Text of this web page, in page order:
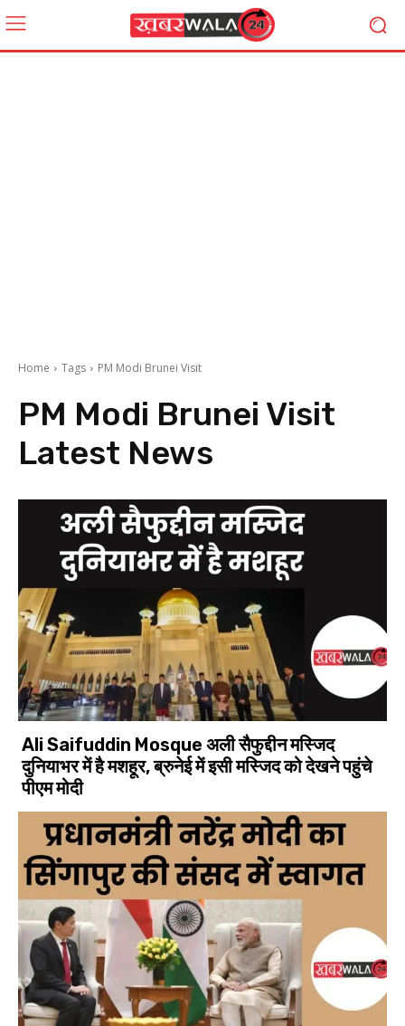
Home Tags PM Modi Brunei Visit
PM Modi Brunei Visit
Latest News
Ali Saifuddin Mosque अली सैफुद्दीन मस्जिद
दुनियाभर में है मशहूर, ब्रुनेई में इसी मस्जिद को देखने पहुंचे
पीएम मोदी